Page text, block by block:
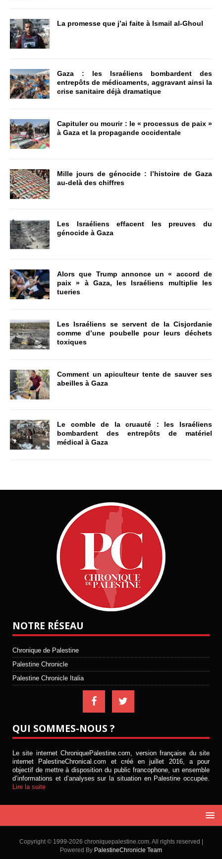
La promesse que j’ai faite à Ismail al-Ghoul
Gaza : les Israéliens bombardent des
entrepôts de médicaments, aggravant ainsi la
crise sanitaire déjà dramatique
Capituler ou mourir : le « processus de paix »
à Gaza et la propagande occidentale
Mille jours de génocide : l’histoire de Gaza
au-delà des chiffres
Les Israéliens effacent les preuves du
génocide à Gaza
Alors que Trump annonce un « accord de
paix » à Gaza, les Israéliens multiplie les
tueries
Les Israéliens se servent de la Cisjordanie
comme d’une poubelle pour leurs déchets
toxiques
Comment un apiculteur tente de sauver ses
abeilles à Gaza
Le comble de la cruauté : les Israéliens
bombardent des entrepôts de matériel
médical à Gaza
NOTRE RÉSEAU
Chronique de Palestine
Palestine Chronicle
Palestine Chronicle Italia
QUI SOMMES-NOUS ?
Le site internet ChroniquePalestine.com, version française du site
internet PalestineChronical.com et créé en juillet 2016, a pour
objectif de mettre à disposition du public francophone, un ensemble
d’informations et d’analyses sur la situation en Palestine occupée.
Lire la suite
Copyright © 1999-2026 chroniquepalestine.com. All rights reserved |
Powered By PalestineChronicle Team